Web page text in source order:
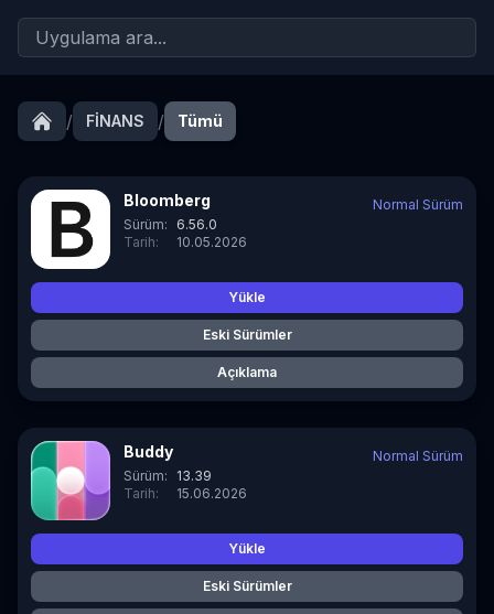
/ FİNANS / Tümü
Bloomberg
Sürüm:
6.56.0
Tarih:
10.05.2026
Normal Sürüm
Yükle
Eski Sürümler
Açıklama
Buddy
Sürüm:
13.39
Tarih:
15.06.2026
Normal Sürüm
Yükle
Eski Sürümler